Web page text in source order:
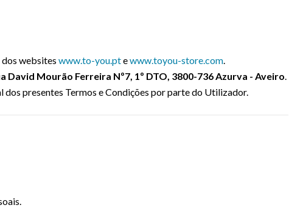
websites www.to-you.ptewww.toyou-store.com.
David Mourão Ferreira Nº7, 1º DTO, 3800-736 Azurva - Aveiro.
dos presentes Termos e Condições por parte do Utilizador.